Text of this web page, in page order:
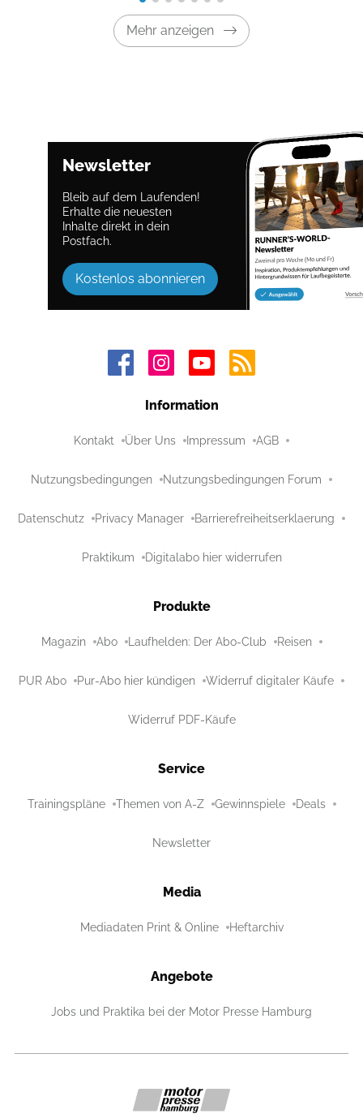
Mehr anzeigen
Newsletter
Bleib auf dem Laufenden!
Erhalte die neuesten
Inhalte direkt in dein
Postfach.
Kostenlos abonnieren
Information
Kontakt Über Uns Impressum AGB
Nutzungsbedingungen Nutzungsbedingungen Forum
Datenschutz Privacy Manager Barrierefreiheitserklaerung
Praktikum Digitalabo hier widerrufen
Produkte
Magazin Abo Laufhelden: Der Abo-Club Reisen
PUR Abo Pur-Abo hier kündigen Widerruf digitaler Käufe
Widerruf PDF-Käufe
Service
Trainingspläne Themen von A-Z Gewinnspiele Deals
Newsletter
Media
Mediadaten Print & Online Heftarchiv
Angebote
Jobs und Praktika bei der Motor Presse Hamburg